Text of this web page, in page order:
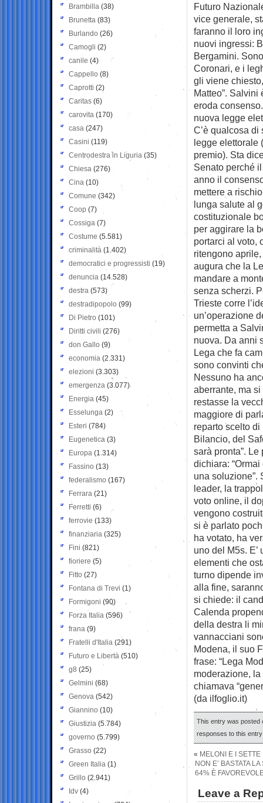
Futuro
vice generale,
faranno il loro
nuovi ingressi:
Bergamini.
Coronari, e i
gli viene
Matteo”.
eroda
nuova legge
C’è qualcosa
legge elettorale
premio). Sta
Senato perché
anno il
mettere a
lunga salute al
costituzionale
per aggirare la
portarci al voto,
ritengono
augura che la
mandare a
senza scherzi.
Trieste corre
un’operazione
permetta a
nuova. Da anni
Lega che fa
sono convinti
Nessuno ha
aberrante, ma
restasse la
maggiore di
reparto scelto
Bilancio, del
sarà pronta”.
dichiara:
una soluzione”.
leader, la
voto online, il
vengono
si è parlato
ha votato, ha
uno del M5s. E’
elementi che
turno dipende
alla fine,
si chiede: il
Calenda
della destra li
vannacciani
Modena, il suo
frase: “Lega
moderazione,
chiamava
(da ilfoglio.it)
This entry was posted
responses to this
« MELONI E I
NON E’ BASTATA
64% È
Leave a
Brambilla (38)
Brunetta (83)
Burlando (26)
Camogli (2)
canile (4)
Cappello (8)
Caprotti (2)
Caritas (6)
carovita (170)
casa (247)
Casini (119)
Centrodestra in Liguria (35)
Chiesa (276)
Cina (10)
Comune (342)
Coop (7)
Cossiga (7)
Costume (5.581)
criminalità (1.402)
democratici e progressisti (19)
denuncia (14.528)
destra (573)
destradipopolo (99)
Di Pietro (101)
Diritti civili (276)
don Gallo (9)
economia (2.331)
elezioni (3.303)
emergenza (3.077)
Energia (45)
Esselunga (2)
Esteri (784)
Eugenetica (3)
Europa (1.314)
Fassino (13)
federalismo (167)
Ferrara (21)
Ferretti (6)
ferrovie (133)
finanziaria (325)
Fini (821)
fioriere (5)
Fitto (27)
Fontana di Trevi (1)
Formigoni (90)
Forza Italia (596)
frana (9)
Fratelli d'Italia (291)
Futuro e Libertà (510)
g8 (25)
Gelmini (68)
Genova (542)
Giannino (10)
Giustizia (5.784)
governo (5.799)
Grasso (22)
Green Italia (1)
Grillo (2.941)
Idv (4)